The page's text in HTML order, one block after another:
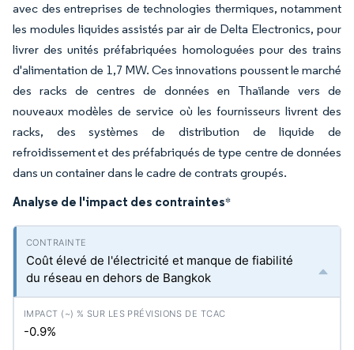
avec des entreprises de technologies thermiques, notamment
les modules liquides assistés par air de Delta Electronics, pour
livrer des unités préfabriquées homologuées pour des trains
d'alimentation de 1,7 MW. Ces innovations poussent le marché
des racks de centres de données en Thaïlande vers de
nouveaux modèles de service où les fournisseurs livrent des
racks, des systèmes de distribution de liquide de
refroidissement et des préfabriqués de type centre de données
dans un container dans le cadre de contrats groupés.
Analyse de l'impact des contraintes*
Coût élevé de l'électricité et manque de fiabilité
du réseau en dehors de Bangkok
-0.9%